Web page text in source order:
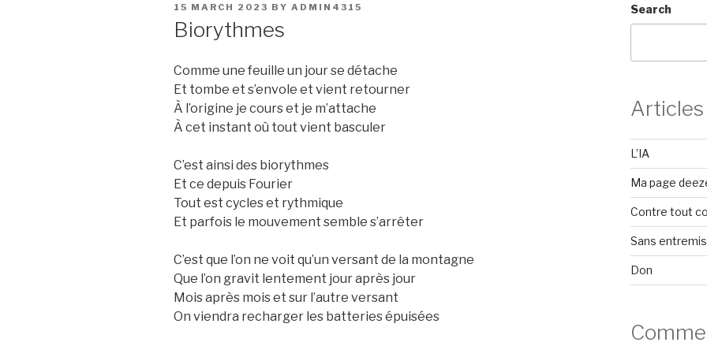
POSTED
15 MARCH 2023 BY ADMIN4315
Biorythmes
Comme une feuille un jour se détache
Et tombe et s’envole et vient retourner
À l’origine je cours et je m’attache
À cet instant où tout vient basculer
C’est ainsi des biorythmes
Et ce depuis Fourier
Tout est cycles et rythmique
Et parfois le mouvement semble s’arrêter
C’est que l’on ne voit qu’un versant de la montagne
Que l’on gravit lentement jour après jour
Mois après mois et sur l’autre versant
On viendra recharger les batteries épuisées
Search
L’IA
Ma page
Contre tout
Sans
Don